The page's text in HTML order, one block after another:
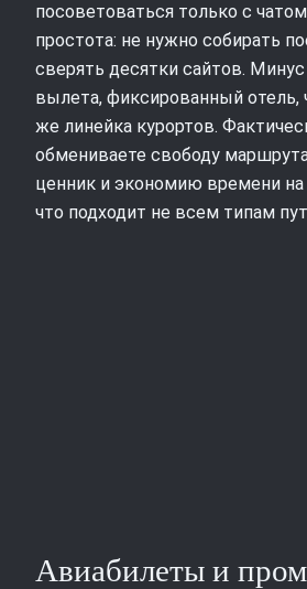
посоветоваться только с
простота: не нужно собирать
сверять десятки сайтов.
вылета, фиксированный отель,
же линейка курортов.
обмениваете свободу
ценник и экономию времени на
что подходит не всем типам
Авиабилеты и